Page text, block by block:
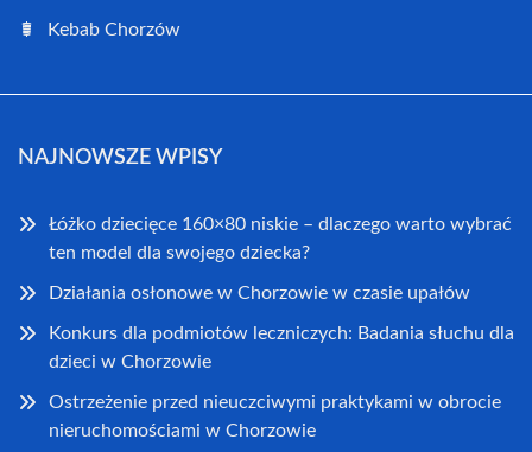
Kebab Chorzów
NAJNOWSZE WPISY
Łóżko dziecięce 160×80 niskie – dlaczego warto wybrać
ten model dla swojego dziecka?
Działania osłonowe w Chorzowie w czasie upałów
Konkurs dla podmiotów leczniczych: Badania słuchu dla
dzieci w Chorzowie
Ostrzeżenie przed nieuczciwymi praktykami w obrocie
nieruchomościami w Chorzowie